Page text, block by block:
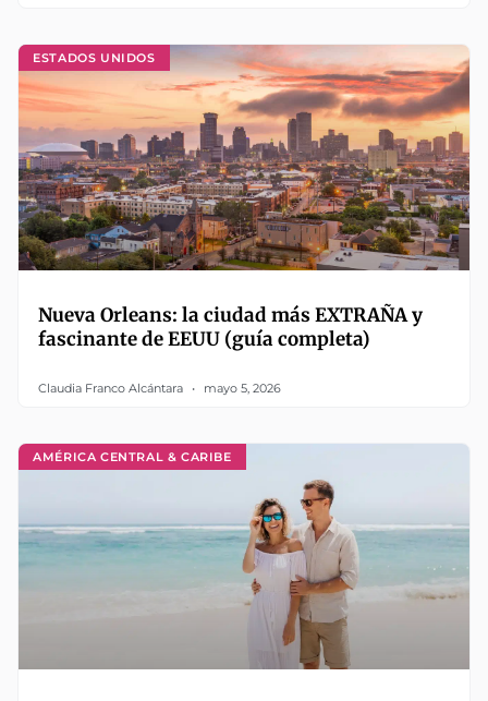
ESTADOS UNIDOS
Nueva Orleans: la ciudad más EXTRAÑA y
fascinante de EEUU (guía completa)
Claudia Franco Alcántara mayo 5, 2026
AMÉRICA CENTRAL & CARIBE